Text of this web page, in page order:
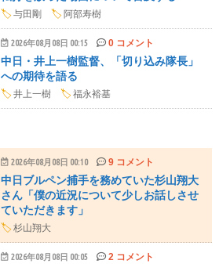
🏷️与田剛 🏷️阿部寿樹
2026年08月08日 00:15 0 コメント
中日・井上一樹監督、「切り込み隊長」
への期待を語る
🏷️井上一樹 🏷️福永裕基
2026年08月08日 00:10 9 コメント
中日ブルペン捕手を務めていた杉山翔大
さん「僕の近況について少しお話しさせ
ていただきます」
🏷️杉山翔大
2026年08月08日 00:05 2 コメント